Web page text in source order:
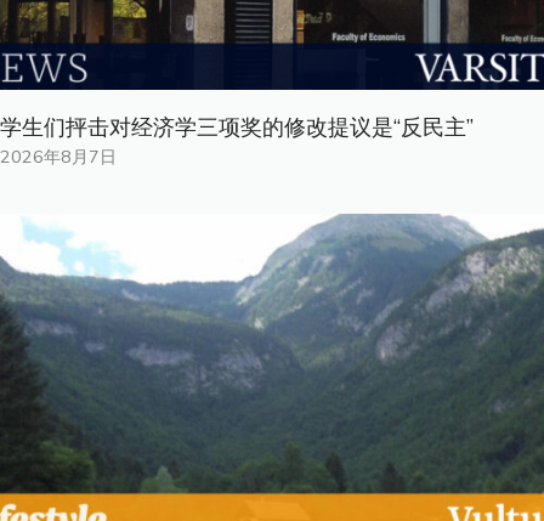
学生们抨击对经济学三项奖的修改提议是“反民主”
2026年8月7日